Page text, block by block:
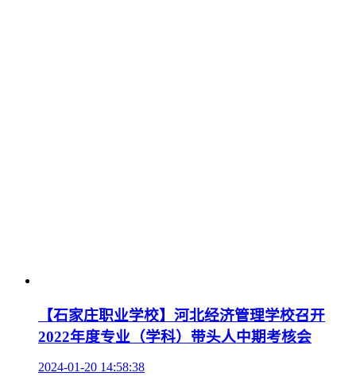
【石家庄职业学校】河北经济管理学校召开
2022年度专业（学科）带头人中期考核会
2024-01-20 14:58:38